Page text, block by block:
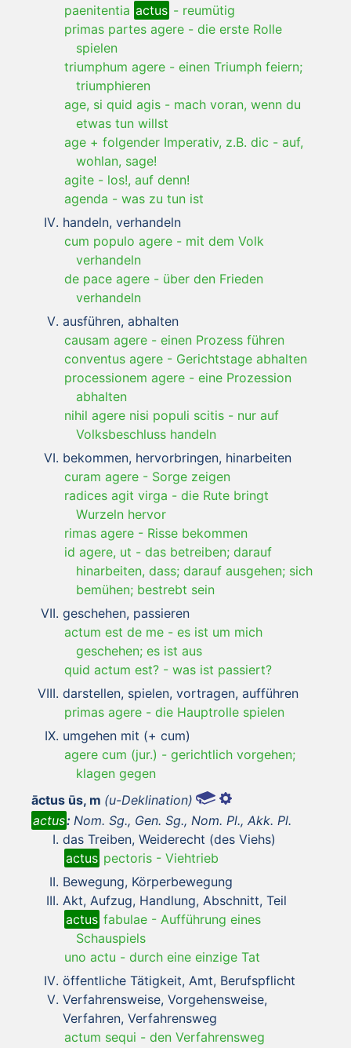
paenitentia actus - reumütig
primas partes agere - die erste Rolle
spielen
triumphum agere - einen Triumph feiern;
triumphieren
age, si quid agis - mach voran, wenn du
etwas tun willst
age + folgender Imperativ, z.B. dic - auf,
wohlan, sage!
agite - los!, auf denn!
agenda - was zu tun ist
handeln, verhandeln
cum populo agere - mit dem Volk
verhandeln
de pace agere - über den Frieden
verhandeln
ausführen, abhalten
causam agere - einen Prozess führen
conventus agere - Gerichtstage abhalten
processionem agere - eine Prozession
abhalten
nihil agere nisi populi scitis - nur auf
Volksbeschluss handeln
bekommen, hervorbringen, hinarbeiten
curam agere - Sorge zeigen
radices agit virga - die Rute bringt
Wurzeln hervor
rimas agere - Risse bekommen
id agere, ut - das betreiben; darauf
hinarbeiten, dass; darauf ausgehen; sich
bemühen; bestrebt sein
geschehen, passieren
actum est de me - es ist um mich
geschehen; es ist aus
quid actum est? - was ist passiert?
darstellen, spielen, vortragen, aufführen
primas agere - die Hauptrolle spielen
umgehen mit (+ cum)
agere cum (jur.) - gerichtlich vorgehen;
klagen gegen
āctus ūs, m (u-Deklination)
actus: Nom. Sg., Gen. Sg., Nom. Pl., Akk. Pl.
das Treiben, Weiderecht (des Viehs)
actus pectoris - Viehtrieb
Bewegung, Körperbewegung
Akt, Aufzug, Handlung, Abschnitt, Teil
actus fabulae - Aufführung eines
Schauspiels
uno actu - durch eine einzige Tat
öffentliche Tätigkeit, Amt, Berufspflicht
Verfahrensweise, Vorgehensweise,
Verfahren, Verfahrensweg
actum sequi - den Verfahrensweg